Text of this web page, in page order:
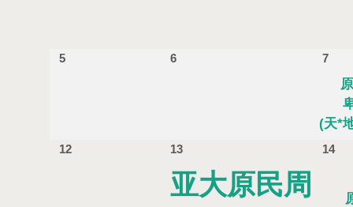
5 6 7
(天*
12 13 14
亚大原民周